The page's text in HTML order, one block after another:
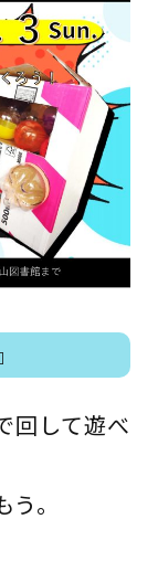
回して遊べ
。